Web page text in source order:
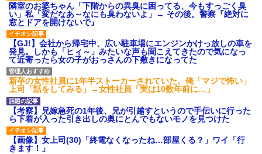
隣室のお婆ちゃん「下階からの異臭に困ってる、今もすっごく臭
い」私「変だなあ～なにも臭わないよ」→ その後。警察『絶対に
窓とドアを開けないで』
【GJ!】会社から帰宅中、広い駐車場にエンジンかけっ放しの車を
発見。しかも「ヒィ～」みたいな声も聞こえてきたので気になっ
て近寄ったら女の子がおっさんの下敷きになってた
新卒の女性社員に1年半ストーカーされていた。俺「マジで怖い」
上司「話をしてみる」→女性社員「実は10数年前に…」
【考察】兄嫁急死の1年後、兄が引越すというので手伝いに行った
ら下着が入った引き出しの奥にとんでもないモノを見つけた
【画像】女上司(30)「終電なくなったね…部屋くる？」ワイ「行
きます！」